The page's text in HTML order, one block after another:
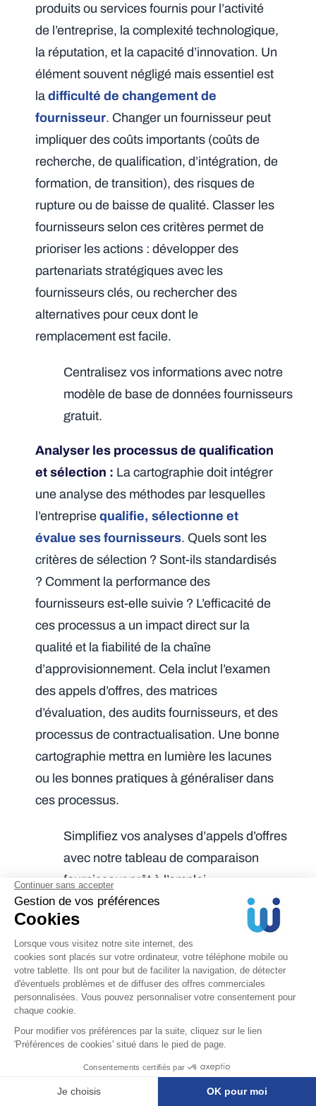
produits ou services fournis pour l’activité
de l’entreprise, la complexité technologique,
la réputation, et la capacité d’innovation. Un
élément souvent négligé mais essentiel est
ladifficulté de changement de
fournisseur. Changer un fournisseur peut
impliquer des coûts importants (coûts de
recherche, de qualification, d’intégration, de
formation, de transition), des risques de
rupture ou de baisse de qualité. Classer les
fournisseurs selon ces critères permet de
prioriser les actions : développer des
partenariats stratégiques avec les
fournisseurs clés, ou rechercher des
alternatives pour ceux dont le
remplacement est facile.
Centralisez vos informations avec notre
modèle de base de données fournisseurs
gratuit.
Analyser les processus de qualification
et sélection : La cartographie doit intégrer
une analyse des méthodes par lesquelles
l’entreprisequalifie, sélectionne et
évalue ses fournisseurs. Quels sont les
critères de sélection ? Sont-ils standardisés
? Comment la performance des
fournisseurs est-elle suivie ? L’efficacité de
ces processus a un impact direct sur la
qualité et la fiabilité de la chaîne
d’approvisionnement. Cela inclut l’examen
des appels d’offres, des matrices
d’évaluation, des audits fournisseurs, et des
processus de contractualisation. Une bonne
cartographie mettra en lumière les lacunes
ou les bonnes pratiques à généraliser dans
ces processus.
Simplifiez vos analyses d’appels d’offres
avec notre tableau de comparaison
fournisseur prêt à l’emploi.
Intégrer les interactions inter-
Les achats ne sont
jamais un processus isolé. Ils impliquent de
multiples parties prenantes internes : la
production, la R&D, le marketing, la finance,
représenter ces interactions, en
identifiant qui sont les demandeurs, les
approbateurs, les utilisateurs finaux et les